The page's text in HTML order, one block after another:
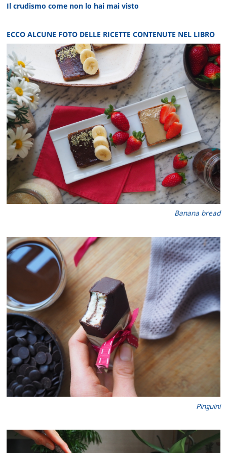
Il crudismo come non lo hai mai visto
ECCO ALCUNE FOTO DELLE RICETTE CONTENUTE NEL LIBRO
Banana bread
Pinguini